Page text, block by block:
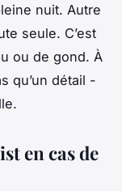
nuit. Autre
seule. C’est
ou de gond. À
qu’un détail -
en cas de